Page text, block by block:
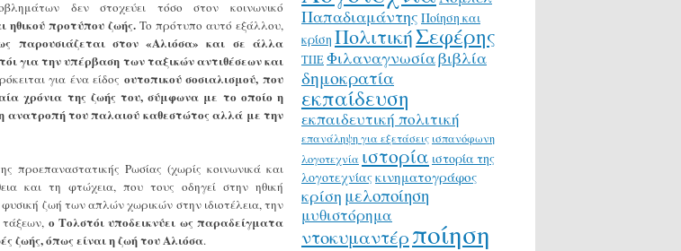
δεν στοχεύει τόσο στον κοινωνικό
ηθικού προτύπου ζωής. To πρότυπο αυτό εξάλλου,
παρουσιάζεται στον «Aλιόσα» και σε άλλα
για την υπέρβαση των ταξικών αντιθέσεων και
για ένα είδος ουτοπικού σοσιαλισμού, που
χρόνια της ζωής του, σύμφωνα με το οποίο η
ανατροπή του παλαιού καθεστώτος αλλά με την
προεπαναστατικής Ρωσίας (χωρίς κοινωνικά και
και τη φτώχεια, που τους οδηγεί στην ηθική
ζωή των απλών χωρικών στην ιδιοτέλεια, την
ο Τολστόι υποδεικνύει ως παραδείγματα
ζωής, όπως είναι η ζωή του Αλιόσα.
Παπαδιαμάντης Ποίηση και
κρίση ΠολιτικήΣεφέρης
ΤΠΕΦιλαναγνωσίαβιβλία
δημοκρατία
εκπαίδευση
εκπαιδευτική πολιτική
επανάληψη για εξετάσεις ισπανόφωνη
λογοτεχνία ιστορία ιστορία της
λογοτεχνίαςκινηματογράφος
κρίση μελοποίηση
μυθιστόρημα
ντοκυμαντέρποίηση